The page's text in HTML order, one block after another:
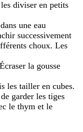
diviser en petits
une eau
successivement
choux. Les
la gousse
les tailler en cubes.
garder les tiges
le thym et le